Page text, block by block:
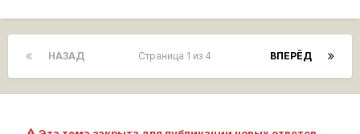
НАЗАД ВПЕРЁД
Страница 1 из 4